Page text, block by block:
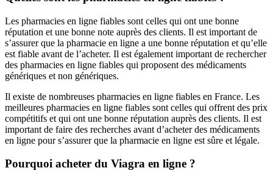
Les pharmacies en ligne fiables sont celles qui ont une bonne
réputation et une bonne note auprès des clients. Il est important de
s’assurer que la pharmacie en ligne a une bonne réputation et qu’elle
est fiable avant de l’acheter. Il est également important de rechercher
des pharmacies en ligne fiables qui proposent des médicaments
génériques et non génériques.
Il existe de nombreuses pharmacies en ligne fiables en France. Les
meilleures pharmacies en ligne fiables sont celles qui offrent des prix
compétitifs et qui ont une bonne réputation auprès des clients. Il est
important de faire des recherches avant d’acheter des médicaments
en ligne pour s’assurer que la pharmacie en ligne est sûre et légale.
Pourquoi acheter du Viagra en ligne ?